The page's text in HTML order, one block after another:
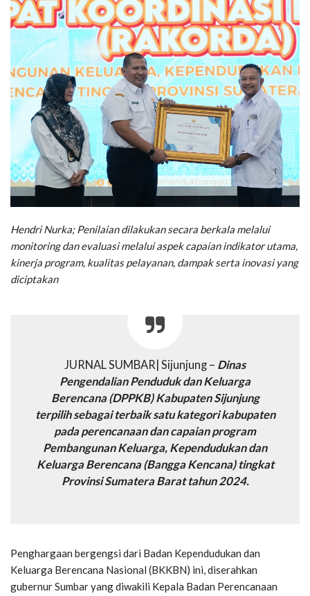
Hendri Nurka; Penilaian dilakukan secara berkala melalui
monitoring dan evaluasi melalui aspek capaian indikator utama,
kinerja program, kualitas pelayanan, dampak serta inovasi yang
diciptakan
JURNAL SUMBAR| Sijunjung – Dinas
Pengendalian Penduduk dan Keluarga
Berencana (DPPKB) Kabupaten Sijunjung
terpilih sebagai terbaik satu kategori kabupaten
pada perencanaan dan capaian program
Pembangunan Keluarga, Kependudukan dan
Keluarga Berencana (Bangga Kencana) tingkat
Provinsi Sumatera Barat tahun 2024.
Penghargaan bergengsi dari Badan Kependudukan dan
Keluarga Berencana Nasional (BKKBN) ini, diserahkan
gubernur Sumbar yang diwakili Kepala Badan Perencanaan